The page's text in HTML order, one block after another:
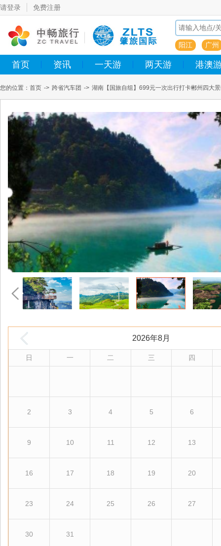
请登录 免费注册
阳江 广州
首页 资讯 一天游 两天游 港澳
您的位置： 首页 -> 跨省汽车团 -> 湖南【国旅自组】699元一次出行打卡郴州四大
2026年8月
日 一 二 三 四
2 3 4 5 6
9 10 11 12 13
16 17 18 19 20
23 24 25 26 27
30 31